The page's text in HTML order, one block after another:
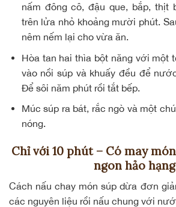
nấm đông cô, đậu que, bắp, thịt
trên lửa nhỏ khoảng mười phút.
nêm nếm lại cho vừa ăn.
Hòa tan hai thìa bột năng với
vào nồi súp và khuấy đều để
Để sôi năm phút rồi tắt bếp.
Múc súp ra bát, rắc ngò và một
nóng.
Chỉ với 10 phút – Có may
ngon hảo hạng
Cách nấu chay món súp dừa đơn
các nguyên liệu rồi nấu chung với